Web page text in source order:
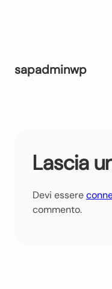
sapadminwp
Lascia
Devi essere
commento.